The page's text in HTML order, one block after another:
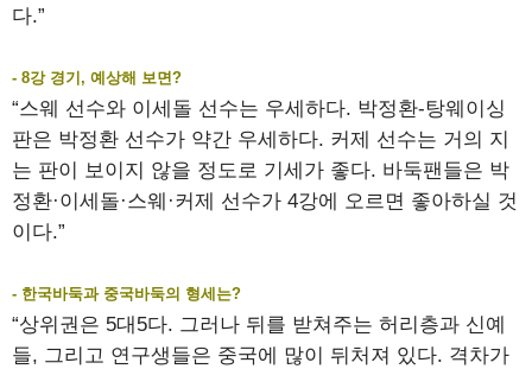
다.”
- 8강 경기, 예상해 보면?
“스웨 선수와 이세돌 선수는 우세하다. 박정환-탕웨이싱
판은 박정환 선수가 약간 우세하다. 커제 선수는 거의 지
는 판이 보이지 않을 정도로 기세가 좋다. 바둑팬들은 박
정환·이세돌·스웨·커제 선수가 4강에 오르면 좋아하실 것
이다.”
- 한국바둑과 중국바둑의 형세는?
“상위권은 5대5다. 그러나 뒤를 받쳐주는 허리층과 신예
들, 그리고 연구생들은 중국에 많이 뒤처져 있다. 격차가